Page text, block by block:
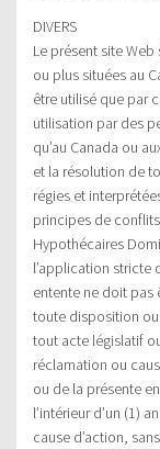
DIVERS
Le présent site
ou plus situées au
être utilisé que par
utilisation par des
qu’au Canada ou
et la résolution de
régies et
principes de
Hypothécaires
l’application stricte
entente ne doit pas
toute disposition
tout acte législatif
réclamation ou
ou de la présente
l’intérieur d’un (1)
cause d’action,